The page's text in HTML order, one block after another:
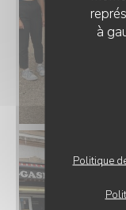
à
Politique